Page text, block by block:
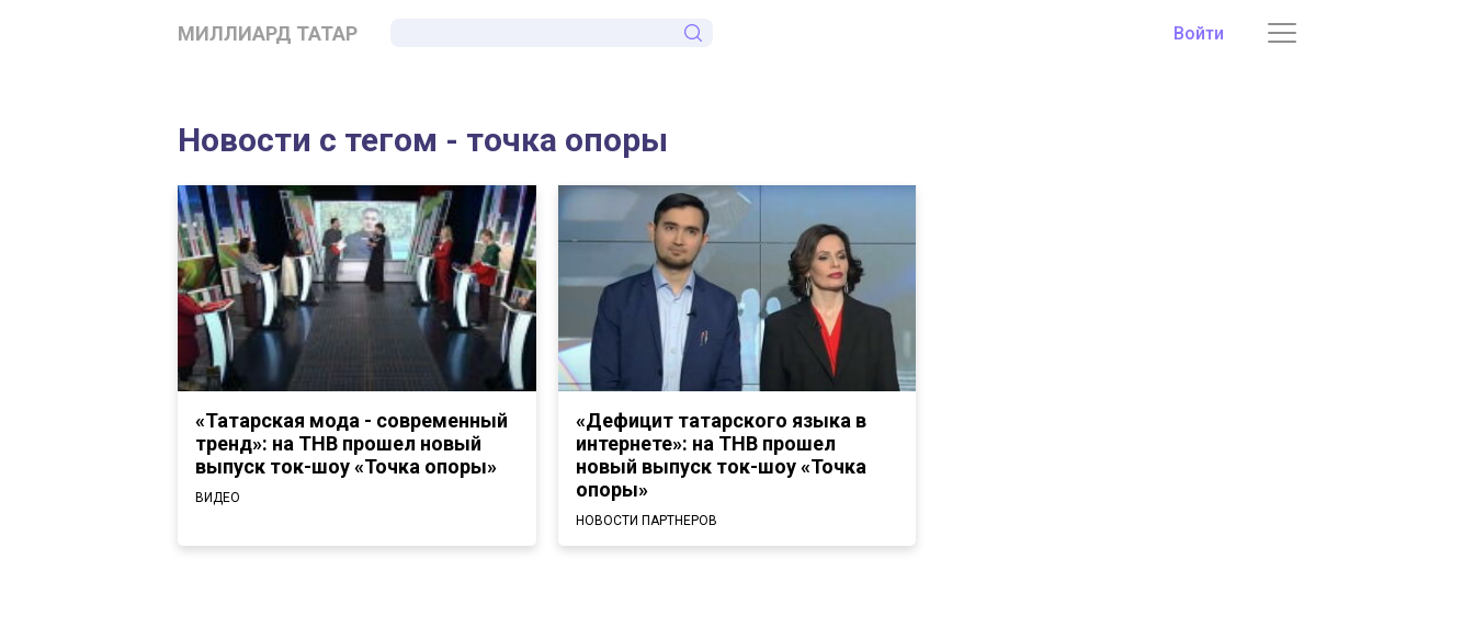
МИЛЛИАРД ТАТАР Войти
Новости с тегом - точка опоры
«Татарская мода - современный
тренд»: на ТНВ прошел новый
выпуск ток-шоу «Точка опоры»
ВИДЕО
«Дефицит татарского языка в
интернете»: на ТНВ прошел
новый выпуск ток-шоу «Точка
опоры»
НОВОСТИ ПАРТНЕРОВ